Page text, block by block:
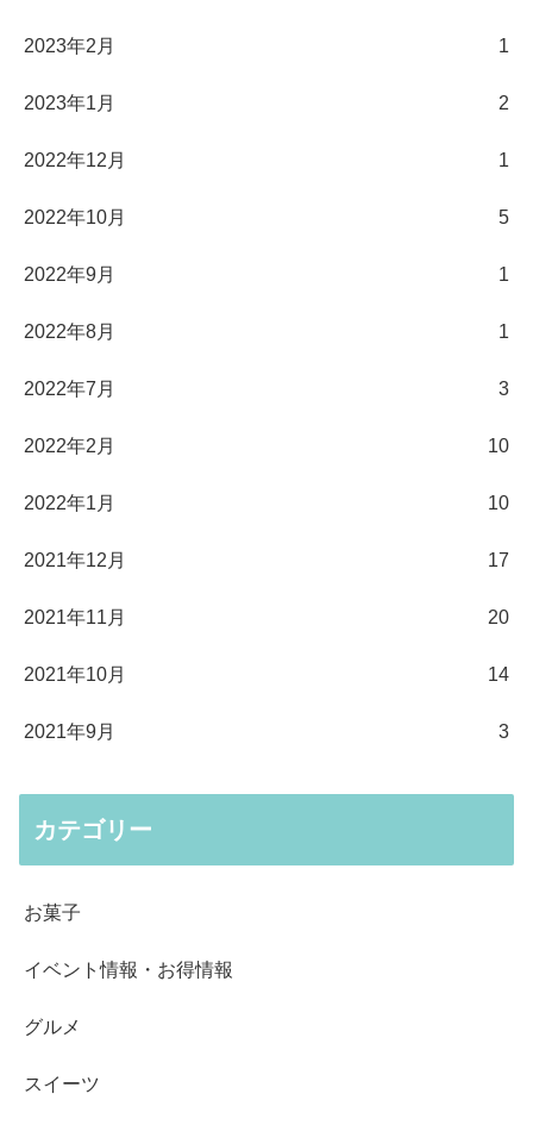
2023年2月 1
2023年1月 2
2022年12月 1
2022年10月 5
2022年9月 1
2022年8月 1
2022年7月 3
2022年2月 10
2022年1月 10
2021年12月 17
2021年11月 20
2021年10月 14
2021年9月 3
カテゴリー
お菓子
イベント情報・お得情報
グルメ
スイーツ